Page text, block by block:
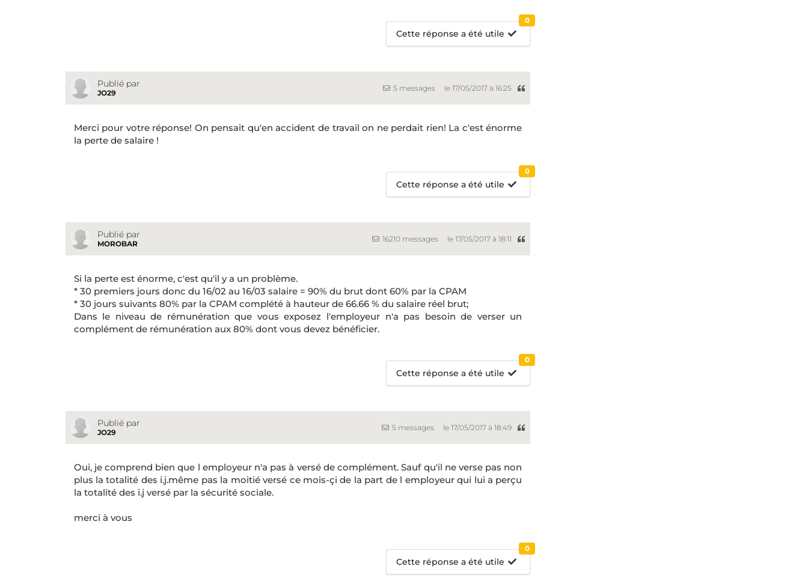
Cette réponse a été utile
0
Publié par
JO29
5 messages le 17/05/2017 à 16:25
Merci pour votre réponse! On pensait qu'en accident de travail on ne perdait rien! La c'est énorme
la perte de salaire !
Cette réponse a été utile
0
Publié par
MOROBAR
16210 messages le 17/05/2017 à 18:11
Si la perte est énorme, c'est qu'il y a un problème.
* 30 premiers jours donc du 16/02 au 16/03 salaire = 90% du brut dont 60% par la CPAM
* 30 jours suivants 80% par la CPAM complété à hauteur de 66.66 % du salaire réel brut;
Dans le niveau de rémunération que vous exposez l'employeur n'a pas besoin de verser un
complément de rémunération aux 80% dont vous devez bénéficier.
Cette réponse a été utile
0
Publié par
JO29
5 messages le 17/05/2017 à 18:49
Oui, je comprend bien que l employeur n'a pas à versé de complément. Sauf qu'il ne verse pas non
plus la totalité des i.j.même pas la moitié versé ce mois-çi de la part de l employeur qui lui a perçu
la totalité des i.j versé par la sécurité sociale.
merci à vous
Cette réponse a été utile
0